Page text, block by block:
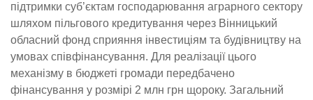
підтримки суб’єктам господарювання аграрного сектору
шляхом пільгового кредитування через Вінницький
обласний фонд сприяння інвестиціям та будівництву на
умовах співфінансування. Для реалізації цього
механізму в бюджеті громади передбачено
фінансування у розмірі 2 млн грн щороку. Загальний